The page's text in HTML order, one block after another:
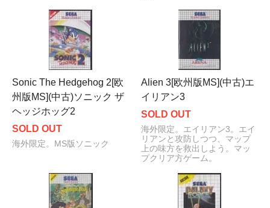
Sonic The Hedgehog 2[欧
州版MS](中古)ソニック ザ
ヘッジホッグ2
SOLD OUT
海外限定。MS版ソニック
Alien 3[欧州版MS](中古)エ
イリアン3
SOLD OUT
海外限定。エイリアン3。エイ
リアンと攻防しつつ、マップ
上の味方を救出しよう。マッ
プクリア方ゲーム。